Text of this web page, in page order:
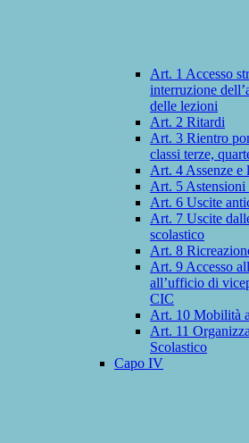
Art. 1 Accesso
interruzione
delle lezioni
Art. 2 Ritardi
Art. 3 Rientro
classi terze,
Art. 4 Assenze
Art. 5
Art. 6 Uscite
Art. 7 Uscite
scolastico
Art. 8
Art. 9 Accesso
all’ufficio di
CIC
Art. 10 Mobilità
Art. 11
Scolastico
Capo IV